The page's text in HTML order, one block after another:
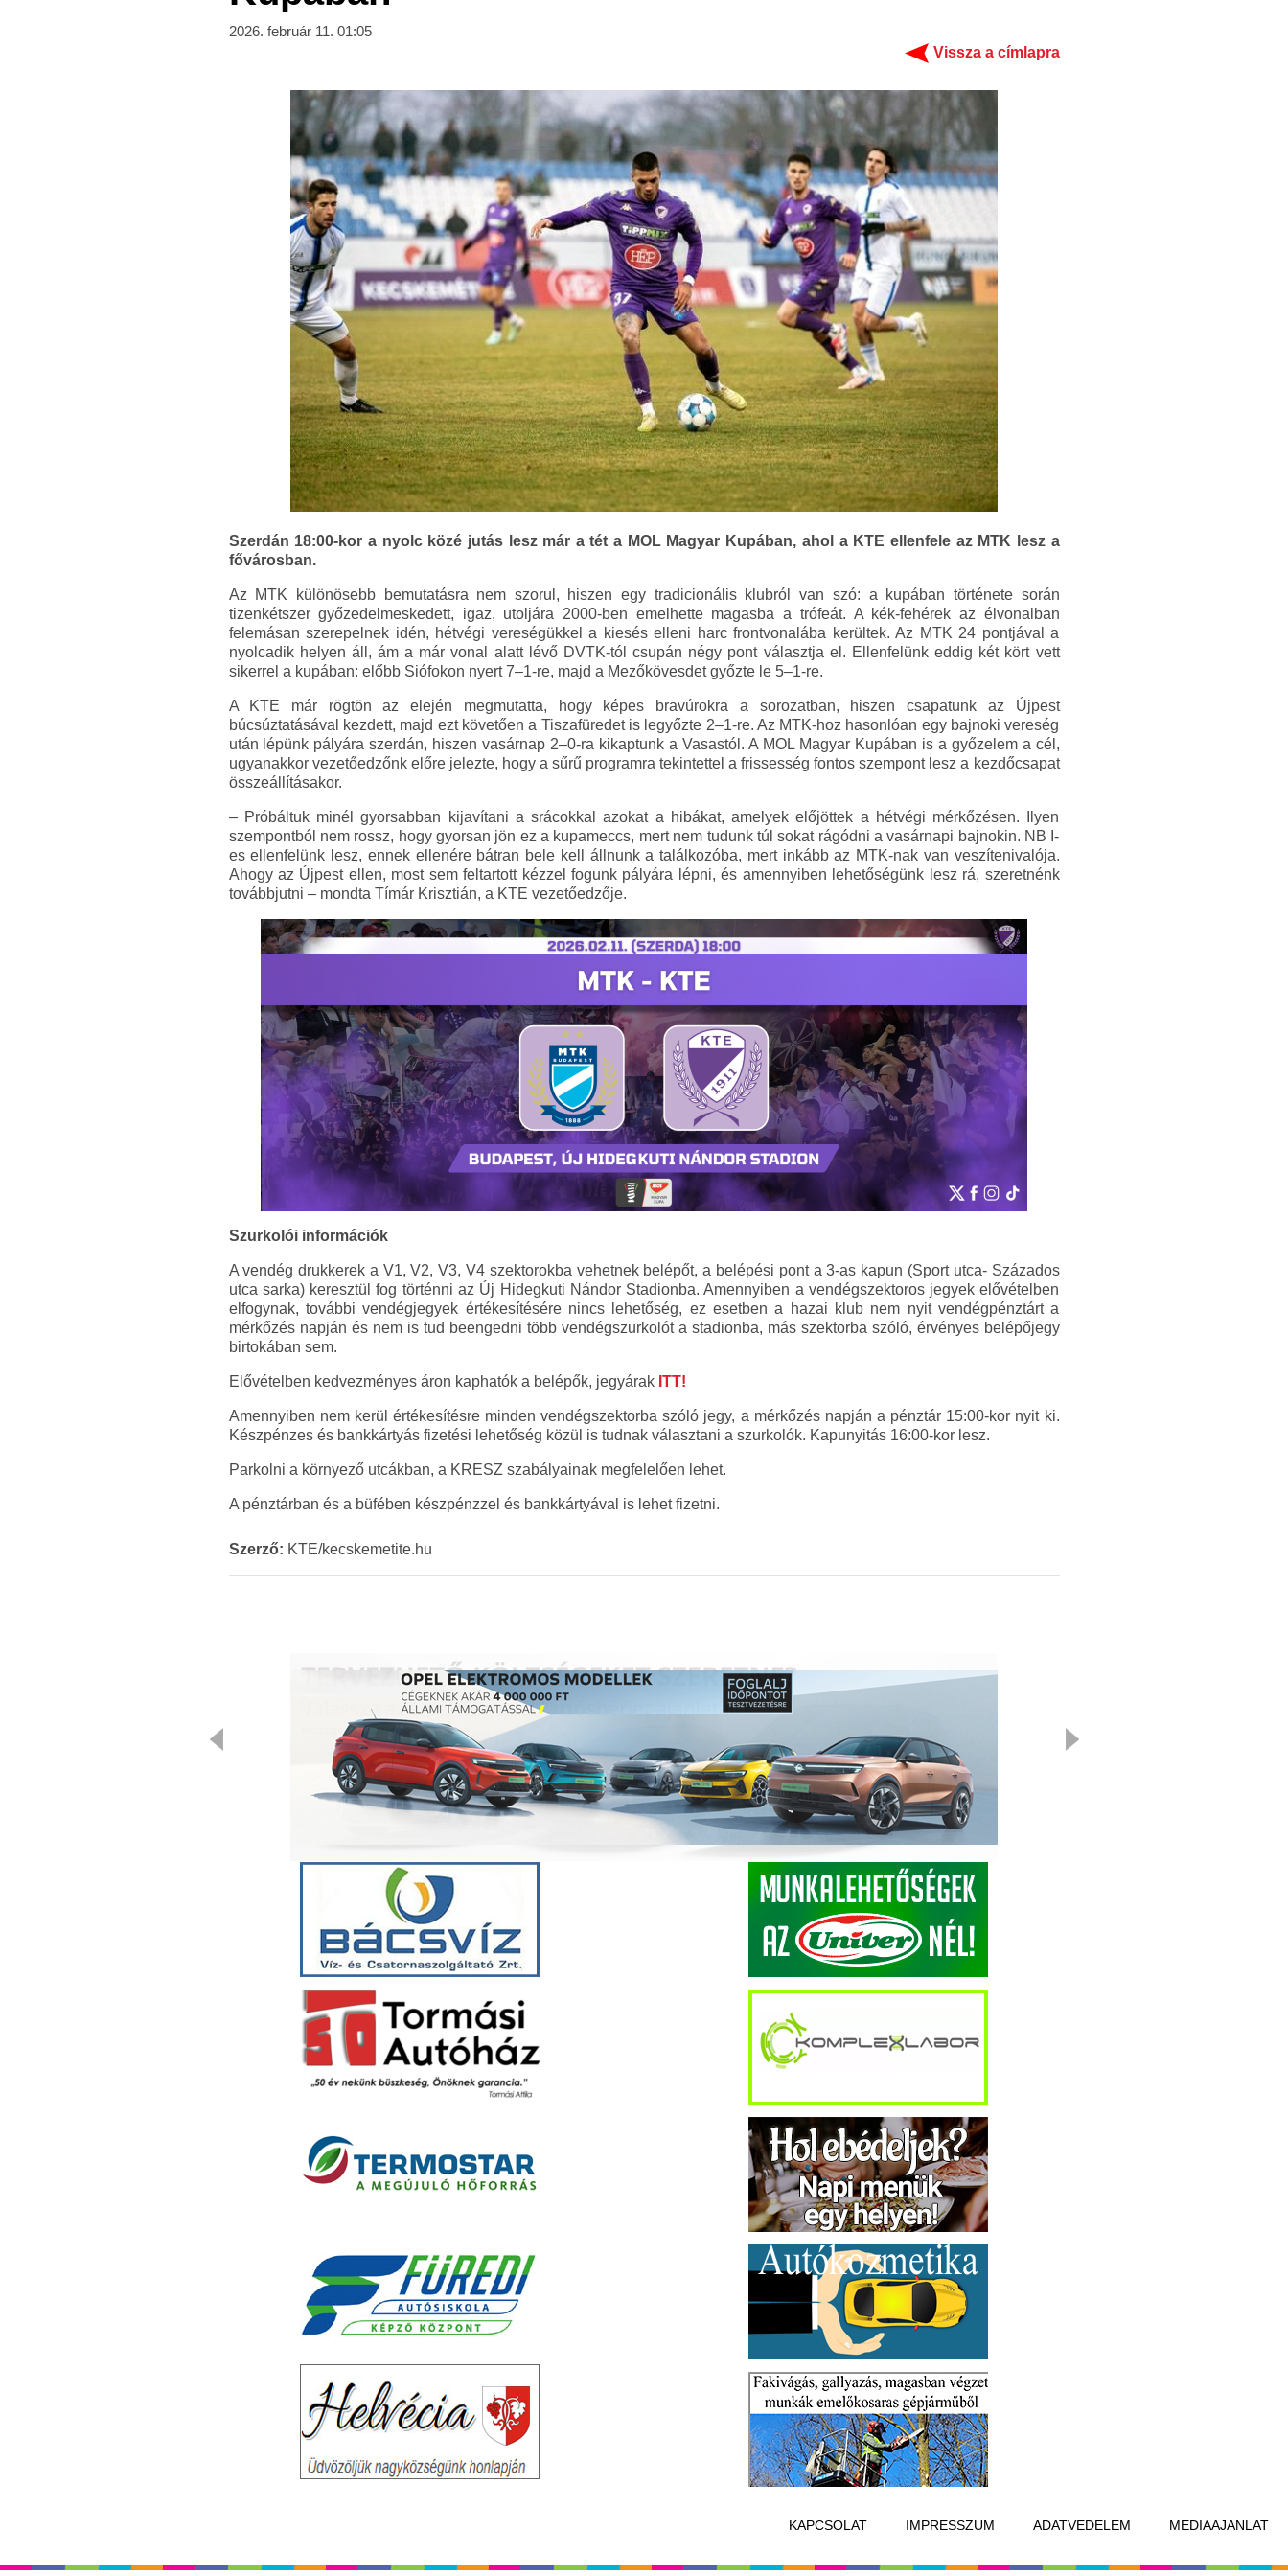
2026. február 11. 01:05
Vissza a címlapra
Szerdán 18:00-kor a nyolc közé jutás lesz már a tét a MOL Magyar Kupában, ahol a KTE ellenfele az MTK lesz a
fővárosban.
Az MTK különösebb bemutatásra nem szorul, hiszen egy tradicionális klubról van szó: a kupában története során
tizenkétszer győzedelmeskedett, igaz, utoljára 2000-ben emelhette magasba a trófeát. A kék-fehérek az élvonalban
felemásan szerepelnek idén, hétvégi vereségükkel a kiesés elleni harc frontvonalába kerültek. Az MTK 24 pontjával a
nyolcadik helyen áll, ám a már vonal alatt lévő DVTK-tól csupán négy pont választja el. Ellenfelünk eddig két kört vett
sikerrel a kupában: előbb Siófokon nyert 7–1-re, majd a Mezőkövesdet győzte le 5–1-re.
A KTE már rögtön az elején megmutatta, hogy képes bravúrokra a sorozatban, hiszen csapatunk az Újpest
búcsúztatásával kezdett, majd ezt követően a Tiszafüredet is legyőzte 2–1-re. Az MTK-hoz hasonlóan egy bajnoki vereség
után lépünk pályára szerdán, hiszen vasárnap 2–0-ra kikaptunk a Vasastól. A MOL Magyar Kupában is a győzelem a cél,
ugyanakkor vezetőedzőnk előre jelezte, hogy a sűrű programra tekintettel a frissesség fontos szempont lesz a kezdőcsapat
összeállításakor.
– Próbáltuk minél gyorsabban kijavítani a srácokkal azokat a hibákat, amelyek előjöttek a hétvégi mérkőzésen. Ilyen
szempontból nem rossz, hogy gyorsan jön ez a kupameccs, mert nem tudunk túl sokat rágódni a vasárnapi bajnokin. NB I-
es ellenfelünk lesz, ennek ellenére bátran bele kell állnunk a találkozóba, mert inkább az MTK-nak van veszítenivalója.
Ahogy az Újpest ellen, most sem feltartott kézzel fogunk pályára lépni, és amennyiben lehetőségünk lesz rá, szeretnénk
továbbjutni – mondta Tímár Krisztián, a KTE vezetőedzője.
Szurkolói információk
A vendég drukkerek a V1, V2, V3, V4 szektorokba vehetnek belépőt, a belépési pont a 3-as kapun (Sport utca- Százados
utca sarka) keresztül fog történni az Új Hidegkuti Nándor Stadionba. Amennyiben a vendégszektoros jegyek elővételben
elfogynak, további vendégjegyek értékesítésére nincs lehetőség, ez esetben a hazai klub nem nyit vendégpénztárt a
mérkőzés napján és nem is tud beengedni több vendégszurkolót a stadionba, más szektorba szóló, érvényes belépőjegy
birtokában sem.
Elővételben kedvezményes áron kaphatók a belépők, jegyárak ITT!
Amennyiben nem kerül értékesítésre minden vendégszektorba szóló jegy, a mérkőzés napján a pénztár 15:00-kor nyit ki.
Készpénzes és bankkártyás fizetési lehetőség közül is tudnak választani a szurkolók. Kapunyitás 16:00-kor lesz.
Parkolni a környező utcákban, a KRESZ szabályainak megfelelően lehet.
A pénztárban és a büfében készpénzzel és bankkártyával is lehet fizetni.
Szerző: KTE/kecskemetite.hu
KAPCSOLAT IMPRESSZUM ADATVÉDELEM MÉDIAAJÁNLAT